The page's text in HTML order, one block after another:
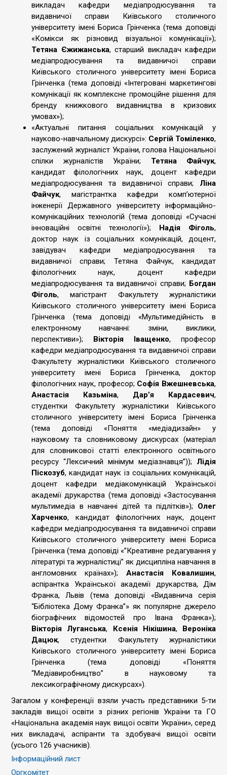
викладач кафедри медіапродюсування та
видавничої справи Київського столичного
університету імені Бориса Грінченка (тема доповіді
«Комікси як різновид візуальної комунікації»);
Тетяна Єжижанська, старший викладач кафедри
медіапродюсування та видавничої справи
Київського столичного університету імені Бориса
Грінченка (тема доповіді «Інтегровані маркетингові
комунікації як комплексне промоційне рішення для
бренду книжкового видавництва в кризових
умовах»);
«Актуальні питання соціальних комунікацій у
науково-навчальному дискурсі»: Сергій Томіленко,
заслужений журналіст України, голова Національної
спілки журналістів України; Тетяна Файчук,
кандидат філологічних наук, доцент кафедри
медіапродюсування та видавничої справи; Ліна
Файчук, магістрантка кафедри комп’ютерної
інженерії Державного університету інформаційно-
комунікаційних технологій (тема доповіді «Сучасні
інноваційні освітні технології»); Надія Фіголь,
доктор наук із соціальних комунікацій, доцент,
завідувач кафедри медіапродюсування та
видавничої справи; Тетяна Файчук, кандидат
філологічних наук, доцент кафедри
медіапродюсування та видавничої справи; Богдан
Фіголь, магістрант Факультету журналістики
Київського столичного університету імені Бориса
Грінченка (тема доповіді «Мультимедійність в
електронному навчанні: зміни, виклики,
перспективи»); Вікторія Іващенко, професор
кафедри медіапродюсування та видавничої справи
Факультету журналістики Київського столичного
університету імені Бориса Грінченка, доктор
філологічних наук, професор; Софія Вжешневська,
Анастасія Казьміна, Дар’я Кардасевич,
студентки Факультету журналістики Київського
столичного університету імені Бориса Грінченка
(тема доповіді «Поняття «медіадизайн» у
науковому та словниковому дискурсах (матеріал
для словникової статті електронного освітнього
ресурсу “Лексичний мінімум медіазнавця”)); Лідія
Піскозуб, кандидат наук із соціальних комунікацій,
доцент кафедри медіакомунікацій Української
академії друкарства (тема доповіді «Застосування
мультимедіа в навчанні дітей та підлітків»); Олег
Харченко, кандидат філологічних наук, доцент
кафедри медіапродюсування та видавничої справи
Київського столичного університету імені Бориса
Грінченка (тема доповіді «”Креативне редагування у
літературі та журналістиці” як дисципліна навчання в
англомовних країнах»); Анастасія Ковалишин,
аспірантка Української академії друкарства, Дім
Франка, Львів (тема доповіді «Видавнича серія
“Бібліотека Дому Франка”» як популярне джерело
біографічних відомостей про Івана Франка»);
Вікторія Луганська, Ксенія Нікішина, Вероніка
Дацюк, студентки Факультету журналістики
Київського столичного університету імені Бориса
Грінченка (тема доповіді «Поняття
“Медіавиробництво” в науковому та
лексикографічному дискурсах»).
Загалом у конференції взяли участь представники 5-ти
закладів вищої освіти з різних регіонів України та ГО
«Національна академія наук вищої освіти України», серед
них викладачі, аспіранти та здобувачі вищої освіти
(усього 126 учасників).
Інформаційний лист
Оргкомітет